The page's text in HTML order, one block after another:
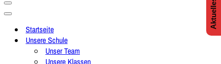
Navigationsmenü
Navigationsmenü
Startseite
Unsere Schule
Unser Team
Unsere Klassen